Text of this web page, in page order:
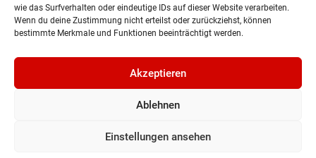
wie das Surfverhalten oder eindeutige IDs auf dieser Website verarbeiten.
Wenn du deine Zustimmung nicht erteilst oder zurückziehst, können
bestimmte Merkmale und Funktionen beeinträchtigt werden.
Akzeptieren
Ablehnen
Einstellungen ansehen
©2024, Gepflanzt Jung- und SportwagenhandelsgmbH.
Alle Rechte vorbehalten |